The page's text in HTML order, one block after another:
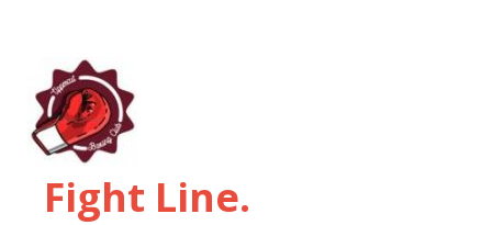
Fight Line.